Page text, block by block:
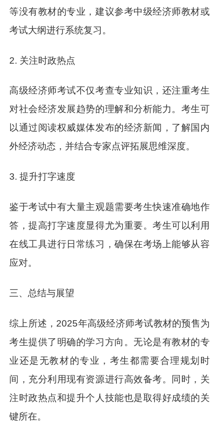
等没有教材的专业，建议参考中级经济师教材或
考试大纲进行系统复习。
2. 关注时政热点
高级经济师考试不仅考查专业知识，还注重考生
对社会经济发展趋势的理解和分析能力。考生可
以通过阅读权威媒体发布的经济新闻，了解国内
外经济动态，并结合专家点评拓展思维深度。
3. 提升打字速度
鉴于考试中有大量主观题需要考生快速准确地作
答，提高打字速度显得尤为重要。考生可以利用
在线工具进行日常练习，确保在考场上能够从容
应对。
三、总结与展望
综上所述，2025年高级经济师考试教材的预售为
考生提供了明确的学习方向。无论是有教材的专
业还是无教材的专业，考生都需要合理规划时
间，充分利用现有资源进行高效备考。同时，关
注时政热点和提升个人技能也是取得好成绩的关
键所在。